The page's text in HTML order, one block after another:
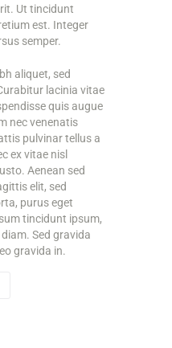
Ut tincidunt
est. Integer
semper.
aliquet, sed
lacinia vitae
quis augue
nec venenatis
pulvinar tellus a
ex vitae nisl
Aenean sed
elit, sed
purus eget
tincidunt ipsum,
Sed gravida
gravida in.